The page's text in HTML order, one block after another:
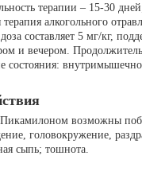
терапии – 15-30
терапия алкогольного
составляет 5 мг/кг,
и вечером.
состояния:
возможны
головокружение,
сыпь; тошнота.